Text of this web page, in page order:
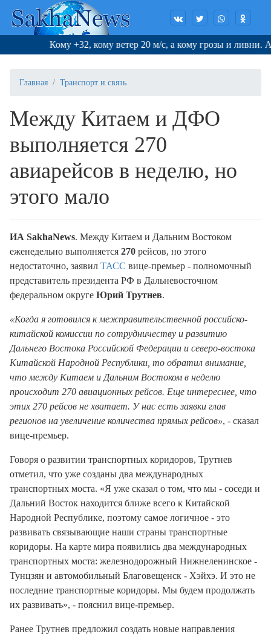
Кому +32, кому ветер 20 м/с, а кому грозы и ливни.
Главная Транспорт и связь
Между Китаем и ДФО
выполняется 270
авиарейсов в неделю, но
этого мало
ИА SakhaNews. Между Китаем и Дальним Востоком
еженедельно выполняется 270 рейсов, но этого
недостаточно, заявил ТАСС вице-премьер - полномочный
представитель президента РФ в Дальневосточном
федеральном округе Юрий Трутнев.
«Когда я готовился к межправительственной российско-
китайской комиссии по сотрудничеству и развитию
Дальнего Востока Российской Федерации и северо-востока
Китайской Народной Республики, то обратил внимание,
что между Китаем и Дальним Востоком в неделю
происходит 270 авиационных рейсов. Еще интереснее, что
этих 270 рейсов не хватает. У нас есть заявки глав
регионов на увеличение количества прямых рейсов», - сказал
вице-премьер.
Говоря о развитии транспортных коридоров, Трутнев
отметил, что уже созданы два международных
транспортных моста. «Я уже сказал о том, что мы - соседи и
Дальний Восток находится ближе всего к Китайской
Народной Республике, поэтому самое логичное - это
развивать связывающие наши страны транспортные
коридоры. На карте мира появились два международных
транспортных моста: железнодорожный Нижнеленинское -
Тунцзян и автомобильный Благовещенск - Хэйхэ. И это не
последние транспортные коридоры. Мы будем продолжать
их развивать», - пояснил вице-премьер.
Ранее Трутнев предложил создать новые направления